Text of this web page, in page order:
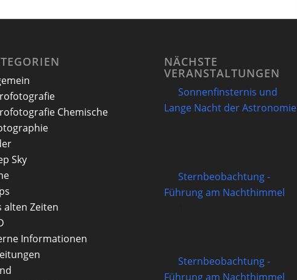
Chemische
Sky
alten Zeiten
Informationen
NÄCHSTE
VERANSTALTUNGEN
Sonnenfinsternis und
Lange Nacht der Astronomie
Sternbeobachtung -
Führung am Nachthimmel
Sternbeobachtung -
Führung am Nachthimmel